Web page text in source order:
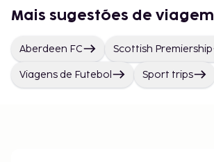
Mais sugestões de viagem
Aberdeen FC Scottish Premiership
Viagens de Futebol Sport trips